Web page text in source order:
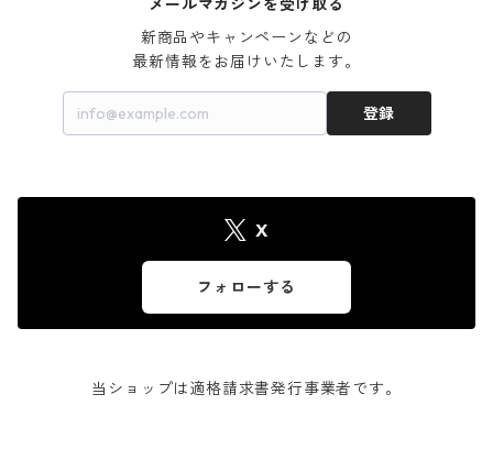
メールマガジンを受け取る
新商品やキャンペーンなどの
最新情報をお届けいたします。
登録
X
フォローする
当ショップは適格請求書発行事業者です。